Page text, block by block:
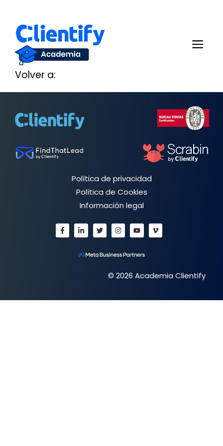
contenido
Volver a:
Política de privacidad
Política de Cookies
Información legal
© 2026 Academia Clientify